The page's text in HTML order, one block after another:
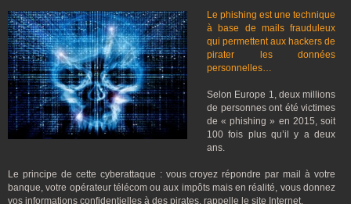
Le phishing est une technique
à base de mails frauduleux
qui permettent aux hackers de
pirater les données
personnelles…
Selon Europe 1, deux millions
de personnes ont été victimes
de « phishing » en 2015, soit
100 fois plus qu’il y a deux
ans.
Le principe de cette cyberattaque : vous croyez répondre par mail à votre
banque, votre opérateur télécom ou aux impôts mais en réalité, vous donnez
vos informations confidentielles à des pirates, rappelle le site Internet.